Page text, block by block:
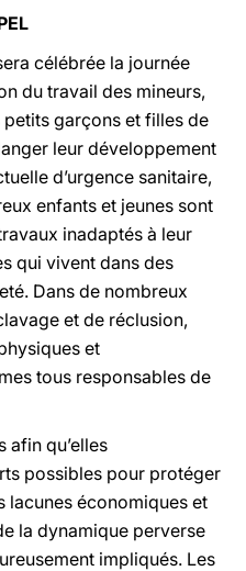
célébrée la journée
du travail des mineurs,
garçons et filles de
leur développement
d’urgence sanitaire,
enfants et jeunes sont
inadaptés à leur
qui vivent dans des
Dans de nombreux
et de réclusion,
et
tous responsables de
afin qu’elles
possibles pour protéger
lacunes économiques et
la dynamique perverse
impliqués. Les